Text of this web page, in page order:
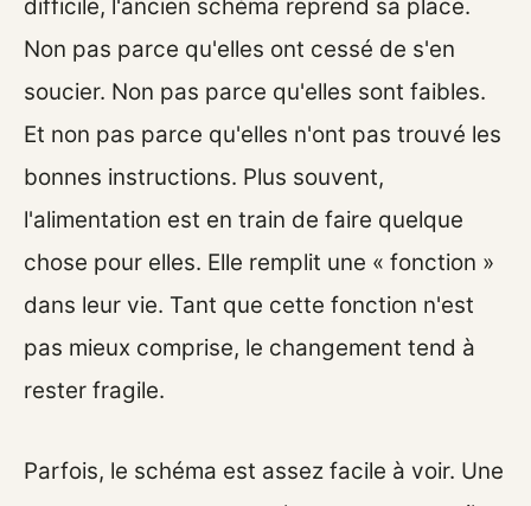
difficile, l'ancien schéma reprend sa place.
Non pas parce qu'elles ont cessé de s'en
soucier. Non pas parce qu'elles sont faibles.
Et non pas parce qu'elles n'ont pas trouvé les
bonnes instructions. Plus souvent,
l'alimentation est en train de faire quelque
chose pour elles. Elle remplit une « fonction »
dans leur vie. Tant que cette fonction n'est
pas mieux comprise, le changement tend à
rester fragile.
Parfois, le schéma est assez facile à voir. Une